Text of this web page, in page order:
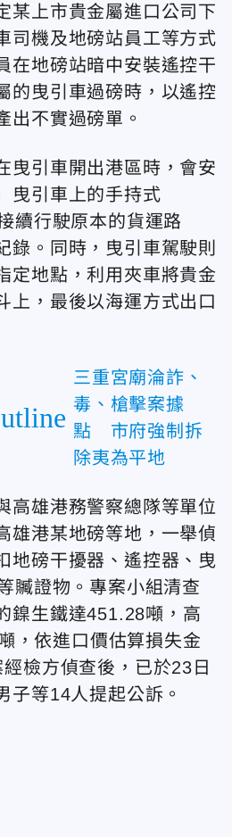
某上市貴金屬進口公司下
司機及地磅站員工等方式
在地磅站暗中安裝遙控干
的曳引車過磅時，以遙控
出不實過磅單。
曳引車開出港區時，會安
曳引車上的手持式
續行駛原本的貨運路
錄。同時，曳引車駕駛則
定地點，利用夾車將貴金
上，最後以海運方式出口
三重宮廟淪詐、
毒、槍擊案據
點 市府強制拆
除夷為平地
高雄港務警察總隊等單位
雄港某地磅等地，一舉偵
地磅干擾器、遙控器、曳
贓證物。專案小組清查
鎳生鐵達451.28噸，高
，依進口價估算損失金
檢方偵查後，已於23日
子等14人提起公訴。